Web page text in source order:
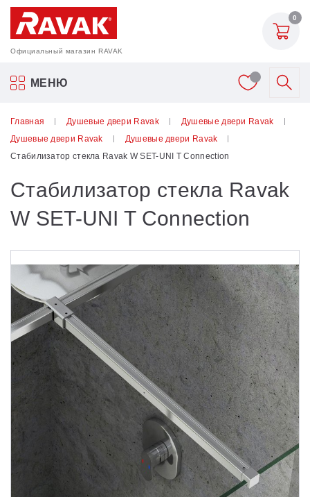
Официальный магазин RAVAK
0
МЕНЮ
Акриловые ванны Ravak
Шторки для ванн
Мебель для ванной
Аксессуары
Унитазы и биде
Душевые двери
Душевые уголки
Поддоны для душа
Сиденья OVO для душевых уголков
Полотенцесушители
Гидромассаж для ванны
Главная Душевые двери Ravak
Душевые двери Ravak
Душевые двери Ravak
Душевые двери Ravak
Стабилизатор стекла Ravak W SET-UNI T Connection
Стабилизатор стекла Ravak
W SET-UNI T Connection